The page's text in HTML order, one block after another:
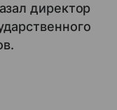
директор